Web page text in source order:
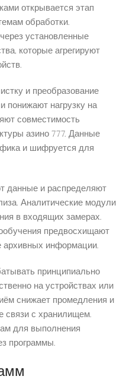
открывается этап
обработки.
установленные
которые агрегируют
и преобразование
нагрузку на
совместимость
азино 777. Данные
и шифруется для
данные и распределяют
Аналитические модули
в входящих замерах.
предвосхищают
архивных информации.
принципиально
на устройствах или
снижает промедления и
связи с хранилищем.
для выполнения
программы.